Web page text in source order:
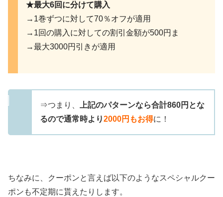
★最大6回に分けて購入
→1巻ずつに対して70％オフが適用
→1回の購入に対しての割引金額が500円ま
→最大3000円引きが適用
⇒つまり、
上記のパターンなら合計860円とな
るので通常時より2000円もお得に！
ちなみに、クーポンと言えば以下のようなスペシャルクー
ポンも不定期に貰えたりします。